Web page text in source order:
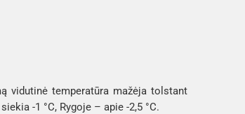
vidutinė temperatūra mažėja tolstant
-1 °C, Rygoje – apie -2,5 °C.